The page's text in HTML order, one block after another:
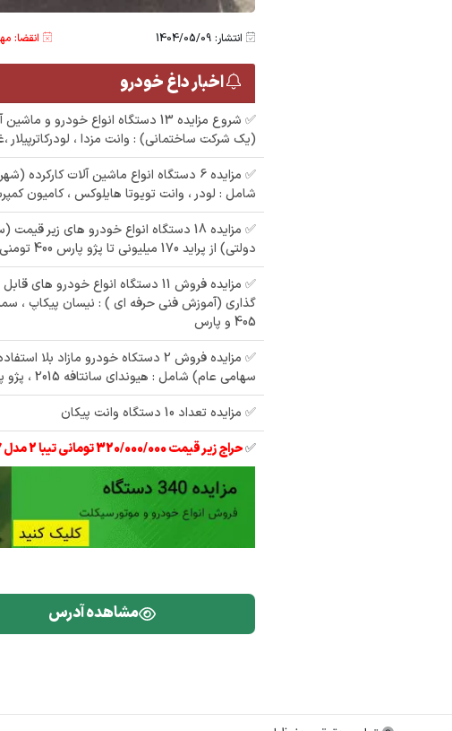
انتشار: 1404/05/09 انقضا:
اخبار داغ خودرو
✅ شروع مزایده 13 دستگاه انواع خودرو و
(یک شرکت ساختمانی) : وانت مزدا ، لودرکاترپیلار
✅ مزایده 6 دستگاه انواع ماشین آلات کارکرده
شامل : لودر ، وانت تویوتا هایلوکس ، کامیون
✅ مزایده 18 دستگاه انواع خودرو های زیر
دولتی) از پراید 170 میلیونی تا پژو پارس 400 تومنی
✅ مزایده فروش 11 دستگاه انواع خودرو های
گذاری (آموزش فنی حرفه ای ) : نیسان پیکاپ ،
405 و پارس
✅ مزایده فروش 2 دستکاه خودرو مازاد بلا
سهامی عام) شامل : هیوندای سانتافه 2015 ، پژو پارس
✅ مزایده تعداد 10 دستگاه وانت پیکان
✅حراج زیر قیمت 320/000/000 تومانی تیبا 2 مدل 97
مشاهده آدرس